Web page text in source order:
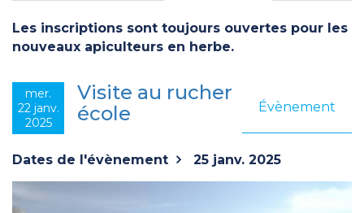
Les inscriptions sont toujours ouvertes pour les
nouveaux apiculteurs en herbe.
mer.
22 janv.
2025
Évènement
Visite au rucher
école
Dates de l'évènement 25 janv. 2025